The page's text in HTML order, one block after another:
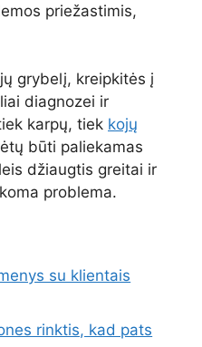
priežastimis,
grybelį, kreipkitės į
diagnozei ir
karpų, tiek kojų
būti paliekamas
džiaugtis greitai ir
problema.
su klientais
rinktis, kad pats